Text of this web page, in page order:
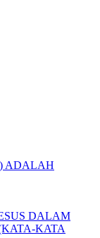
ADALAH
DALAM
KATA